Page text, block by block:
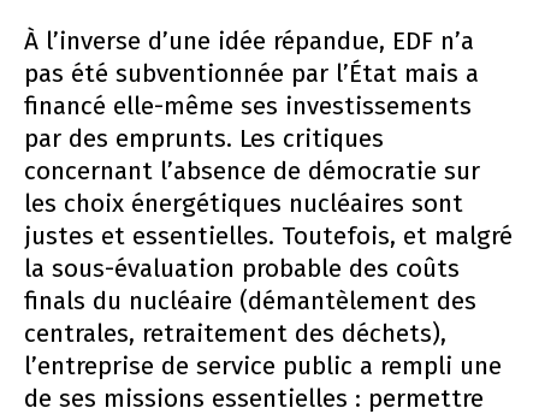
À l’inverse d’une idée répandue, EDF n’a
pas été subventionnée par l’État mais a
financé elle-même ses investissements
par des emprunts. Les critiques
concernant l’absence de démocratie sur
les choix énergétiques nucléaires sont
justes et essentielles. Toutefois, et malgré
la sous-évaluation probable des coûts
finals du nucléaire (démantèlement des
centrales, retraitement des déchets),
l’entreprise de service public a rempli une
de ses missions essentielles : permettre